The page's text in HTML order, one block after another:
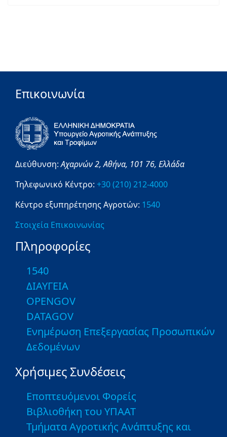
Επικοινωνία
Διεύθυνση:Αχαρνών 2,Αθήνα, 101 76, Ελλάδα
Τηλεφωνικό Κέντρο: +30 (210) 212-4000
Κέντρο εξυπηρέτησης Αγροτών: 1540
Στοιχεία Επικοινωνίας
Πληροφορίες
1540
ΔΙΑΥΓΕΙΑ
OPENGOV
DATAGOV
Ενημέρωση Επεξεργασίας Προσωπικών
Δεδομένων
Χρήσιμες Συνδέσεις
Εποπτευόμενοι Φορείς
Βιβλιοθήκη του ΥΠΑΑΤ
Τμήματα Αγροτικής Ανάπτυξης και